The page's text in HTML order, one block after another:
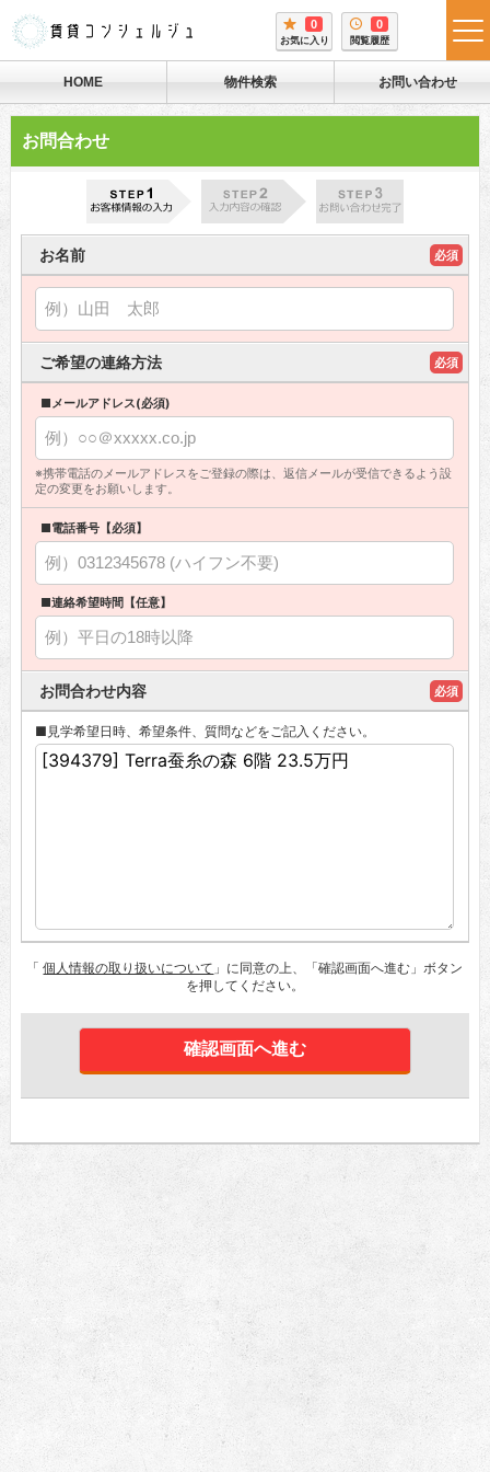
0
お気に入り
0
閲覧履歴
HOME 物件検索 お問い合わせ
お問合わせ
お名前 必須
ご希望の連絡方法 必須
■メールアドレス(必須)
※携帯電話のメールアドレスをご登録の際は、返信メールが受信できるよう設
定の変更をお願いします。
■電話番号【必須】
■連絡希望時間【任意】
お問合わせ内容 必須
■見学希望日時、希望条件、質問などをご記入ください。
「個人情報の取り扱いについて 」に同意の上、「確認画面へ進む」ボタン
を押してください。